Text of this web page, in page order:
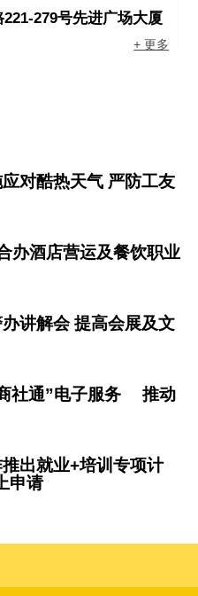
279号先进广场大厦
+ 更多
对酷热天气 严防工友
办酒店营运及餐饮职业
讲解会 提高会展及文
社通”电子服务 推动
出就业+培训专项计
申请